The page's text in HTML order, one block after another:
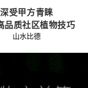
深受甲方青睐
品质社区植物技巧
山水比德